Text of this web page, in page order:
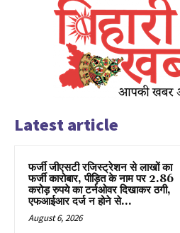
Latest article
फर्जी जीएसटी रजिस्ट्रेशन से लाखों का
फर्जी कारोबार, पीड़ित के नाम पर 2.86
करोड़ रुपये का टर्नओवर दिखाकर ठगी,
एफआईआर दर्ज न होने से...
August 6, 2026